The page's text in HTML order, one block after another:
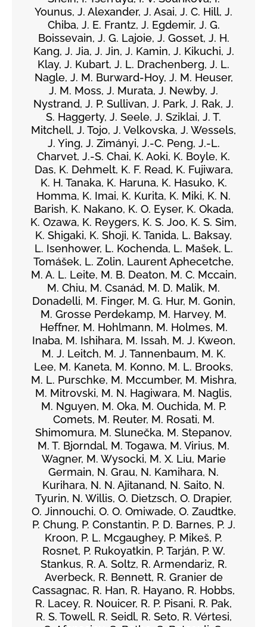
Younus, J. Alexander, J. Asai, J. C. Hill, J.
Chiba, J. E. Frantz, J. Egdemir, J. G.
Boissevain, J. G. Lajoie, J. Gosset, J. H.
Kang, J. Jia, J. Jin, J. Kamin, J. Kikuchi, J.
Klay, J. Kubart, J. L. Drachenberg, J. L.
Nagle, J. M. Burward-Hoy, J. M. Heuser,
J. M. Moss, J. Murata, J. Newby, J.
Nystrand, J. P. Sullivan, J. Park, J. Rak, J.
S. Haggerty, J. Seele, J. Sziklai, J. T.
Mitchell, J. Tojo, J. Velkovska, J. Wessels,
J. Ying, J. Zimányi, J.-C. Peng, J.-L.
Charvet, J.-S. Chai, K. Aoki, K. Boyle, K.
Das, K. Dehmelt, K. F. Read, K. Fujiwara,
K. H. Tanaka, K. Haruna, K. Hasuko, K.
Homma, K. Imai, K. Kurita, K. Miki, K. N.
Barish, K. Nakano, K. O. Eyser, K. Okada,
K. Ozawa, K. Reygers, K. S. Joo, K. S. Sim,
K. Shigaki, K. Shoji, K. Tanida, L. Baksay,
L. Isenhower, L. Kochenda, L. Mašek, L.
Tomášek, L. Zolin, Laurent Aphecetche,
M. A. L. Leite, M. B. Deaton, M. C. Mccain,
M. Chiu, M. Csanád, M. D. Malik, M.
Donadelli, M. Finger, M. G. Hur, M. Gonin,
M. Grosse Perdekamp, M. Harvey, M.
Heffner, M. Hohlmann, M. Holmes, M.
Inaba, M. Ishihara, M. Issah, M. J. Kweon,
M. J. Leitch, M. J. Tannenbaum, M. K.
Lee, M. Kaneta, M. Konno, M. L. Brooks,
M. L. Purschke, M. Mccumber, M. Mishra,
M. Mitrovski, M. N. Hagiwara, M. Naglis,
M. Nguyen, M. Oka, M. Ouchida, M. P.
Comets, M. Reuter, M. Rosati, M.
Shimomura, M. Slunečka, M. Stepanov,
M. T. Bjorndal, M. Togawa, M. Virius, M.
Wagner, M. Wysocki, M. X. Liu, Marie
Germain, N. Grau, N. Kamihara, N.
Kurihara, N. N. Ajitanand, N. Saito, N.
Tyurin, N. Willis, O. Dietzsch, O. Drapier,
O. Jinnouchi, O. O. Omiwade, O. Zaudtke,
P. Chung, P. Constantin, P. D. Barnes, P. J.
Kroon, P. L. Mcgaughey, P. Mikeš, P.
Rosnet, P. Rukoyatkin, P. Tarján, P. W.
Stankus, R. A. Soltz, R. Armendariz, R.
Averbeck, R. Bennett, R. Granier de
Cassagnac, R. Han, R. Hayano, R. Hobbs,
R. Lacey, R. Nouicer, R. P. Pisani, R. Pak,
R. S. Towell, R. Seidl, R. Seto, R. Vértesi,